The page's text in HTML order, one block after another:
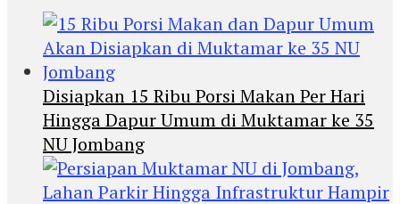
Disiapkan 15 Ribu Porsi Makan Per Hari
Hingga Dapur Umum di Muktamar ke 35
NU Jombang